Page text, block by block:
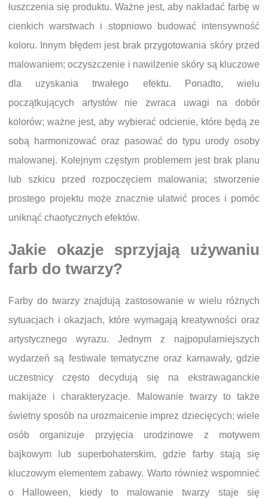
łuszczenia się produktu. Ważne jest, aby nakładać farbę w
cienkich warstwach i stopniowo budować intensywność
koloru. Innym błędem jest brak przygotowania skóry przed
malowaniem; oczyszczenie i nawilżenie skóry są kluczowe
dla uzyskania trwałego efektu. Ponadto, wielu
początkujących artystów nie zwraca uwagi na dobór
kolorów; ważne jest, aby wybierać odcienie, które będą ze
sobą harmonizować oraz pasować do typu urody osoby
malowanej. Kolejnym częstym problemem jest brak planu
lub szkicu przed rozpoczęciem malowania; stworzenie
prostego projektu może znacznie ułatwić proces i pomóc
uniknąć chaotycznych efektów.
Jakie okazje sprzyjają używaniu
farb do twarzy?
Farby do twarzy znajdują zastosowanie w wielu różnych
sytuacjach i okazjach, które wymagają kreatywności oraz
artystycznego wyrazu. Jednym z najpopularniejszych
wydarzeń są festiwale tematyczne oraz karnawały, gdzie
uczestnicy często decydują się na ekstrawaganckie
makijaże i charakteryzacje. Malowanie twarzy to także
świetny sposób na urozmaicenie imprez dziecięcych; wiele
osób organizuje przyjęcia urodzinowe z motywem
bajkowym lub superbohaterskim, gdzie farby stają się
kluczowym elementem zabawy. Warto również wspomnieć
o Halloween, kiedy to malowanie twarzy staje się